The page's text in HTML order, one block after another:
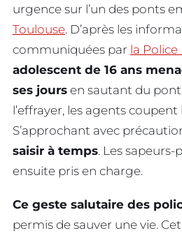
urgence sur l’un des ponts
Toulouse. D’après les
communiquées par la
adolescent de 16 ans
ses jours en sautant du
l’effrayer, les agents coupent
S’approchant avec
saisir à temps. Les sapeurs-
ensuite pris en charge.
Ce geste salutaire des
permis de sauver une vie.